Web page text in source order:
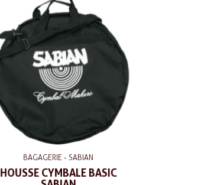
BAGAGERIE - SABIAN
HOUSSE CYMBALE BASIC